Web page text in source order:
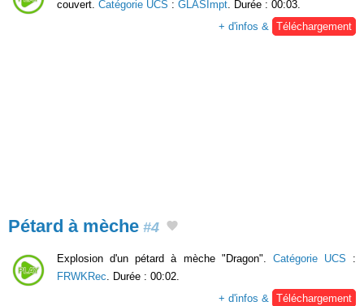
couvert. Catégorie UCS : GLASImpt . Durée : 00:03.
+ d'infos &
Téléchargement
Pétard à mèche #4
Explosion d'un pétard à mèche "Dragon". Catégorie UCS :
FRWKRec. Durée : 00:02.
+ d'infos & Téléchargement